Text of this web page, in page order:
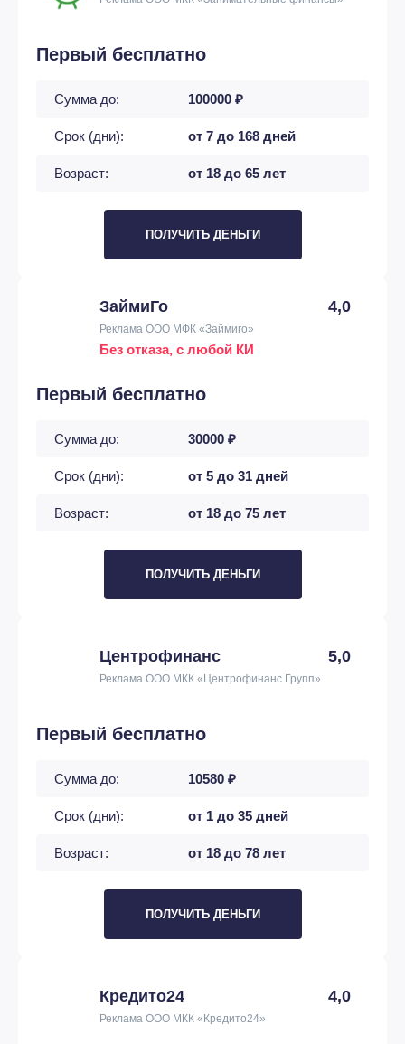
Первый бесплатно
Сумма до: 100000 ₽
Срок (дни): от 7 до 168 дней
Возраст: от 18 до 65 лет
ПОЛУЧИТЬ ДЕНЬГИ
ЗаймиГо 4,0
Реклама ООО МФК «Займиго»
Без отказа, с любой КИ
Первый бесплатно
Сумма до: 30000 ₽
Срок (дни): от 5 до 31 дней
Возраст: от 18 до 75 лет
ПОЛУЧИТЬ ДЕНЬГИ
Центрофинанс 5,0
Реклама ООО МКК «Центрофинанс Групп»
Первый бесплатно
Сумма до: 10580 ₽
Срок (дни): от 1 до 35 дней
Возраст: от 18 до 78 лет
ПОЛУЧИТЬ ДЕНЬГИ
Кредито24 4,0
Реклама ООО МКК «Кредито24»